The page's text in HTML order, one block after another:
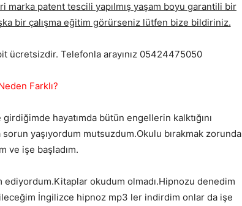
marka patent tescili yapılmış yaşam boyu garantili bir
bir çalışma eğitim görürseniz lütfen bize bildiriniz.
ücretsizdir. Telefonla arayınız 05424475050
Farklı?
hayatımda bütün engellerin kalktığını
yaşıyordum mutsuzdum.Okulu bırakmak zorunda
ve işe başladım.
ediyordum.Kitaplar okudum olmadı.Hipnozu denedim
İngilizce hipnoz mp3 ler indirdim onlar da işe